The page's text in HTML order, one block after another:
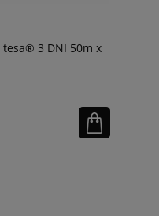
3 DNI 50m x